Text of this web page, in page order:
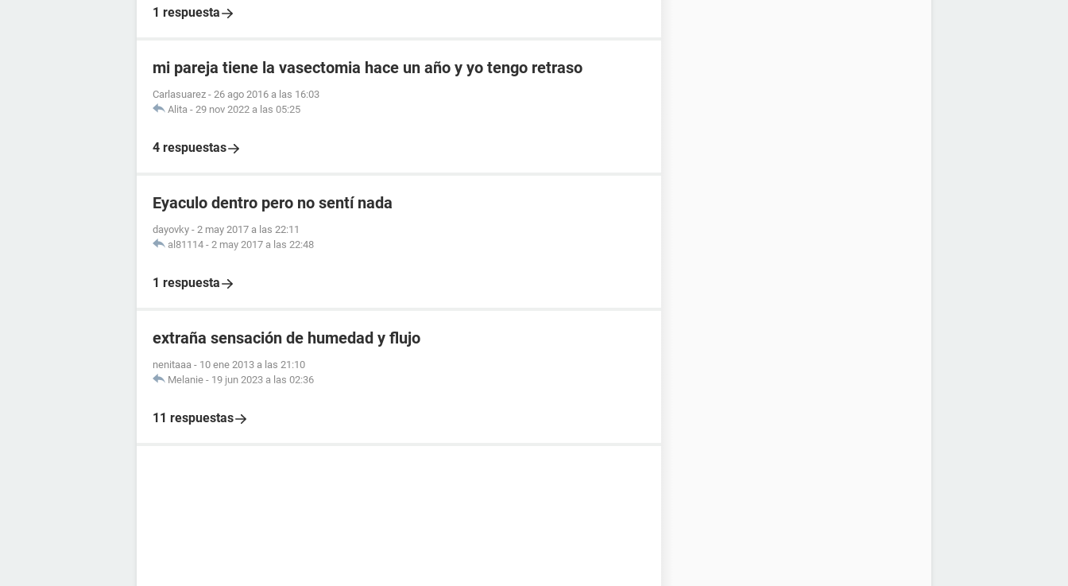
1 respuesta
mi pareja tiene la vasectomia hace un año y yo tengo retraso
Carlasuarez - 26 ago 2016 a las 16:03
Alita - 29 nov 2022 a las 05:25
4 respuestas
Eyaculo dentro pero no sentí nada
dayovky - 2 may 2017 a las 22:11
al81114 - 2 may 2017 a las 22:48
1 respuesta
extraña sensación de humedad y flujo
nenitaaa - 10 ene 2013 a las 21:10
Melanie - 19 jun 2023 a las 02:36
11 respuestas